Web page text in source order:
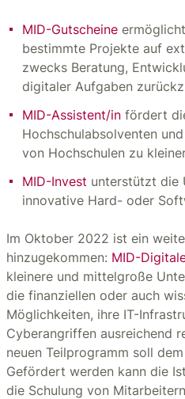
MID-Gutscheine
bestimmte Projekte auf
zwecks Beratung,
digitaler Aufgaben
MID-Assistent/in fördert
Hochschulabsolventen
von Hochschulen zu
MID-Invest unterstützt die
innovative Hard- oder
Im Oktober 2022 ist ein
hinzugekommen: MID-
kleinere und mittelgroße
die finanziellen oder auch
Möglichkeiten, ihre IT-
Cyberangriffen ausreichend
neuen Teilprogramm soll
Gefördert werden kann die
die Schulung von